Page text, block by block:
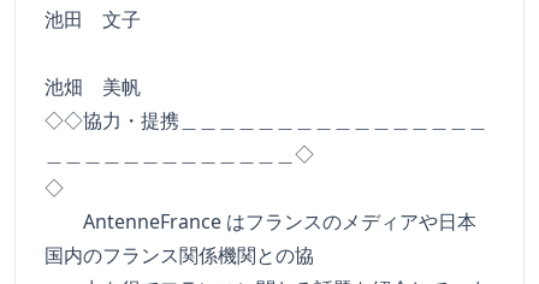
池田 文子
池畑 美帆
◇◇協力・提携＿＿＿＿＿＿＿＿＿＿＿＿＿＿＿＿
＿＿＿＿＿＿＿＿＿＿＿＿＿◇
◇
AntenneFrance はフランスのメディアや日本
国内のフランス関係機関との協